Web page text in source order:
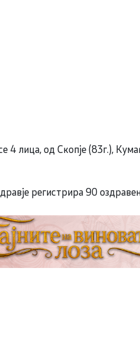
4 лица, од Скопје (83г.),
регистрира 90